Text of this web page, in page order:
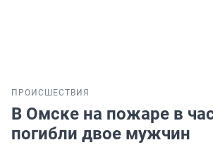
ПРОИСШЕСТВИЯ
В Омске на пожаре в
погибли двое мужчин